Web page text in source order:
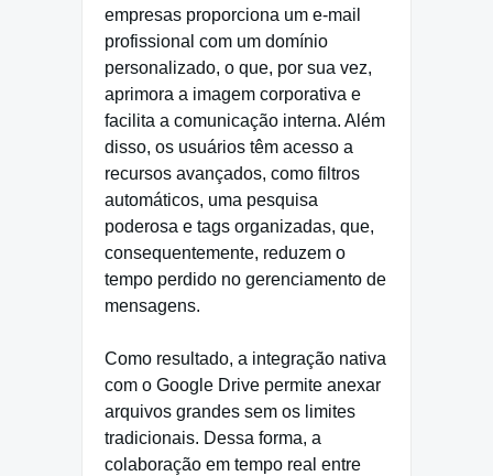
empresas proporciona um e-mail
profissional com um domínio
personalizado, o que, por sua vez,
aprimora a imagem corporativa e
facilita a comunicação interna. Além
disso, os usuários têm acesso a
recursos avançados, como filtros
automáticos, uma pesquisa
poderosa e tags organizadas, que,
consequentemente, reduzem o
tempo perdido no gerenciamento de
mensagens.
Como resultado, a integração nativa
com o Google Drive permite anexar
arquivos grandes sem os limites
tradicionais. Dessa forma, a
colaboração em tempo real entre